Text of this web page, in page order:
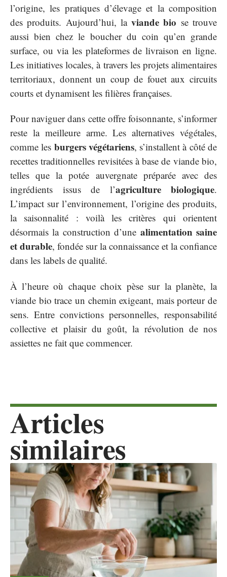
l’origine, les pratiques d’élevage et la composition
des produits. Aujourd’hui, laviande bio se trouve
aussi bien chez le boucher du coin qu’en grande
surface, ou via les plateformes de livraison en ligne.
Les initiatives locales, à travers les projets alimentaires
territoriaux, donnent un coup de fouet aux circuits
courts et dynamisent les filières françaises.
Pour naviguer dans cette offre foisonnante, s’informer
reste la meilleure arme. Les alternatives végétales,
comme les burgers végétariens, s’installent à côté de
recettes traditionnelles revisitées à base de viande bio,
telles que la potée auvergnate préparée avec des
ingrédients issus de l’agriculture biologique.
L’impact sur l’environnement, l’origine des produits,
la saisonnalité : voilà les critères qui orientent
désormais la construction d’une alimentation saine
et durable, fondée sur la connaissance et la confiance
dans les labels de qualité.
À l’heure où chaque choix pèse sur la planète, la
viande bio trace un chemin exigeant, mais porteur de
sens. Entre convictions personnelles, responsabilité
collective et plaisir du goût, la révolution de nos
assiettes ne fait que commencer.
Articles
similaires